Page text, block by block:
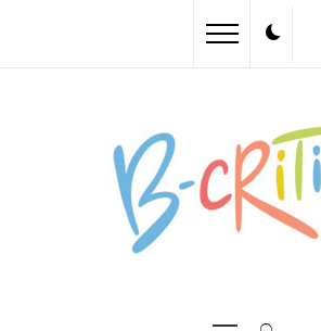
Primary